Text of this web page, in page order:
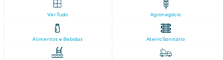
Ver Tudo Agronegócio
Alimentos e Bebidas Aterro Sanitário